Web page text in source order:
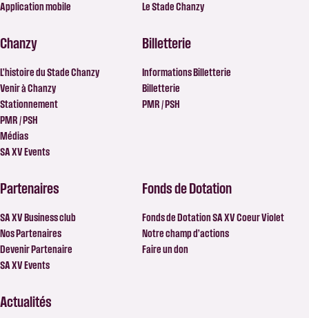
Application mobile
Le Stade Chanzy
Chanzy
L’histoire du Stade Chanzy
Venir à Chanzy
Stationnement
PMR / PSH
Médias
SA XV Events
Billetterie
Informations Billetterie
Billetterie
PMR / PSH
Partenaires
SA XV Business club
Nos Partenaires
Devenir Partenaire
SA XV Events
Fonds de Dotation
Fonds de Dotation SA XV Coeur Violet
Notre champ d’actions
Faire un don
Actualités